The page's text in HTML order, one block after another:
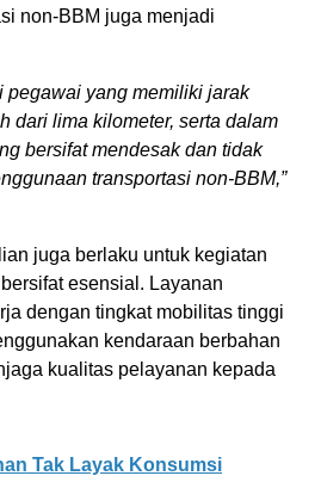
non-BBM juga menjadi
pegawai yang memiliki jarak
dari lima kilometer, serta dalam
bersifat mendesak dan tidak
transportasi non-BBM,”
juga berlaku untuk kegiatan
esensial. Layanan
dengan tingkat mobilitas tinggi
kendaraan berbahan
kualitas pelayanan kepada
Tak Layak Konsumsi